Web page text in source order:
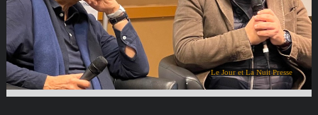
Le Jour et La Nuit Presse